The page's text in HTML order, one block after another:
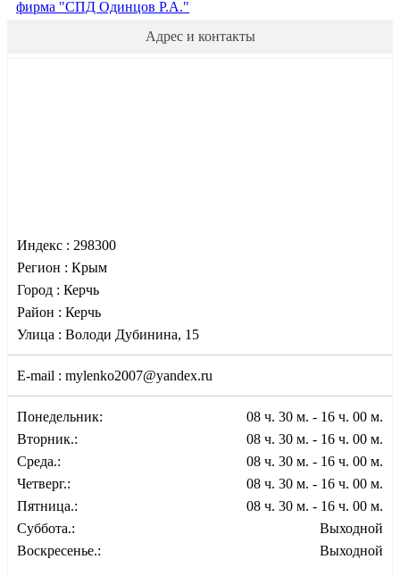
фирма "CПД Одинцов Р.А."
Адрес и контакты
Индекс : 298300
Регион : Крым
Город : Керчь
Район : Керчь
Улица : Володи Дубинина, 15
E-mail : mylenko2007@yandex.ru
Понедельник:
08 ч. 30 м. - 16 ч. 00 м.
Вторник.:
08 ч. 30 м. - 16 ч. 00 м.
Среда.:
08 ч. 30 м. - 16 ч. 00 м.
Четверг.:
08 ч. 30 м. - 16 ч. 00 м.
Пятница.:
08 ч. 30 м. - 16 ч. 00 м.
Суббота.:
Выходной
Воскресенье.:
Выходной